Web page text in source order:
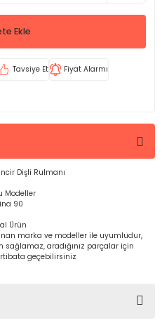
Ekle
Tavsiye Et Fiyat Alarmı
Dişli Rulmanı
Modeller
90
Ürün
marka ve modeller ile uyumludur,
aradığınız parçalar için
geçebilirsiniz